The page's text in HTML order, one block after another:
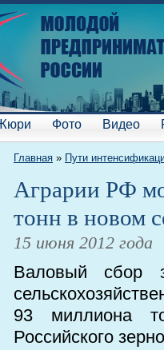
Фото Видео
Главная » Пути
Аграрии РФ
тонн в новом
15 июня 2012 года
Валовый сбор
93 миллиона
Российского